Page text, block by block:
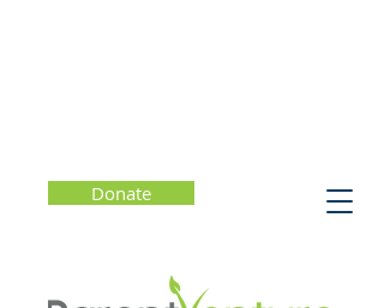
Donate